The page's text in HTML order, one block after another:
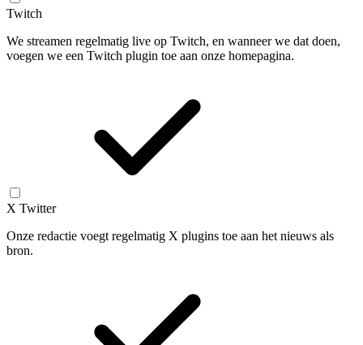
Twitch
We streamen regelmatig live op Twitch, en wanneer we dat doen,
voegen we een Twitch plugin toe aan onze homepagina.
X Twitter
Onze redactie voegt regelmatig X plugins toe aan het nieuws als
bron.